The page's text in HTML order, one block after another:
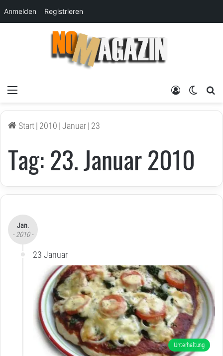
Anmelden Registrieren
Menü Skin
Anmelden
Start| 2010 |Januar| 23
Tag:23. Januar 2010
Jan.
- 2010 -
23 Januar
Unterhaltung